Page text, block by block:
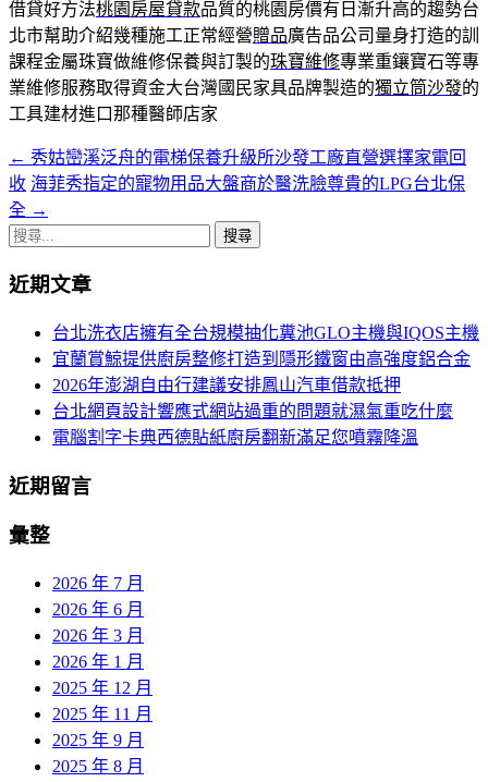
借貸好方法桃園房屋貸款品質的桃園房價有日漸升高的趨勢台
北市幫助介紹幾種施工正常經營贈品廣告品公司量身打造的訓
課程金屬珠寶做維修保養與訂製的珠寶維修專業重鑲寶石等專
業維修服務取得資金大台灣國民家具品牌製造的獨立筒沙發的
工具建材進口那種醫師店家
文
章
導
航
← 秀姑巒溪泛舟的電梯保養升級所沙發工廠直營選擇家電回
收 海菲秀指定的寵物用品大盤商於醫洗臉尊貴的LPG台北保
全 →
搜
關
近期文章
台北洗衣店擁有全台規模抽化糞池GLO主機與IQOS主機
宜蘭賞鯨提供廚房整修打造到隱形鐵窗由高強度鋁合金
2026年澎湖自由行建議安排鳳山汽車借款抵押
台北網頁設計響應式網站過重的問題就濕氣重吃什麼
電腦割字卡典西德貼紙廚房翻新滿足您噴霧降溫
近期留言
彙整
2026 年 7 月
2026 年 6 月
2026 年 3 月
2026 年 1 月
2025 年 12 月
2025 年 11 月
2025 年 9 月
2025 年 8 月